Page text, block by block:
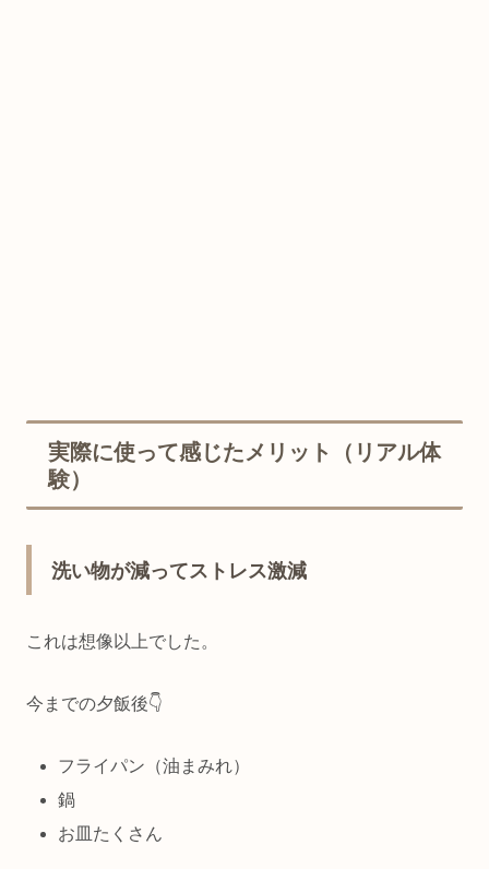
実際に使って感じたメリット（リアル体
験）
洗い物が減ってストレス激減
これは想像以上でした。
今までの夕飯後👇
フライパン（油まみれ）
鍋
お皿たくさん